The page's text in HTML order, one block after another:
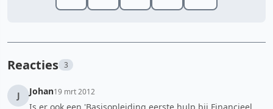
Reacties 3
J Johan19 mrt 2012
Is er ook een 'Basisopleiding eerste hulp bij Financieel